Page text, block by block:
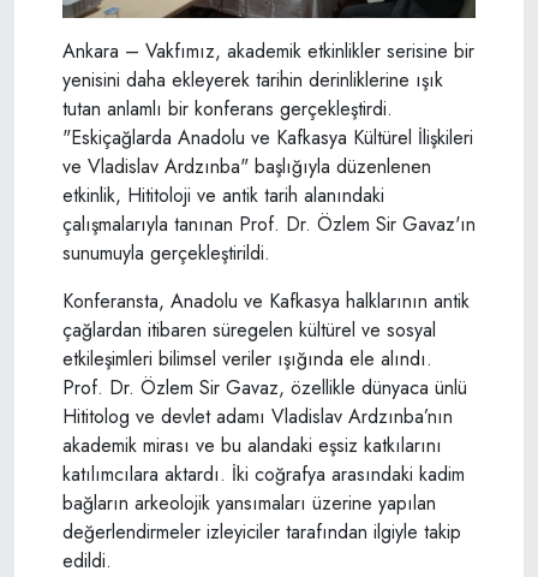
Ankara – Vakfımız, akademik etkinlikler serisine bir
yenisini daha ekleyerek tarihin derinliklerine ışık
tutan anlamlı bir konferans gerçekleştirdi.
"Eskiçağlarda Anadolu ve Kafkasya Kültürel İlişkileri
ve Vladislav Ardzınba" başlığıyla düzenlenen
etkinlik, Hititoloji ve antik tarih alanındaki
çalışmalarıyla tanınan Prof. Dr. Özlem Sir Gavaz'ın
sunumuyla gerçekleştirildi.
Konferansta, Anadolu ve Kafkasya halklarının antik
çağlardan itibaren süregelen kültürel ve sosyal
etkileşimleri bilimsel veriler ışığında ele alındı.
Prof. Dr. Özlem Sir Gavaz, özellikle dünyaca ünlü
Hititolog ve devlet adamı Vladislav Ardzınba’nın
akademik mirası ve bu alandaki eşsiz katkılarını
katılımcılara aktardı. İki coğrafya arasındaki kadim
bağların arkeolojik yansımaları üzerine yapılan
değerlendirmeler izleyiciler tarafından ilgiyle takip
edildi.